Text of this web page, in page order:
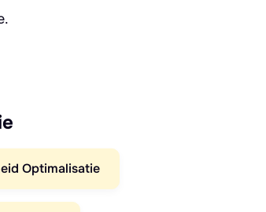
Optimalisatie